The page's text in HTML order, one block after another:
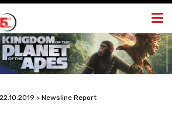
22.10.2019 > Newsline Report